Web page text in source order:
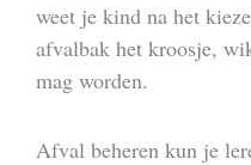
weet je kind na het
afvalbak het kroosje,
mag worden.
Afval beheren kun je